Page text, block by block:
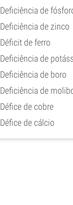
Deficiência de
Deficiência de zinco
Déficit de ferro
Deficiência de
Deficiência de boro
Deficiência de
Défice de cobre
Défice de cálcio